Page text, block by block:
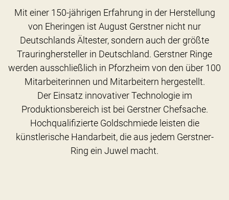
Mit einer 150-jährigen Erfahrung in der Herstellung
von Eheringen ist August Gerstner nicht nur
Deutschlands Ältester, sondern auch der größte
Trauringhersteller in Deutschland. Gerstner Ringe
werden ausschließlich in Pforzheim von den über 100
Mitarbeiterinnen und Mitarbeitern hergestellt.
Der Einsatz innovativer Technologie im
Produktionsbereich ist bei Gerstner Chefsache.
Hochqualifizierte Goldschmiede leisten die
künstlerische Handarbeit, die aus jedem Gerstner-
Ring ein Juwel macht.